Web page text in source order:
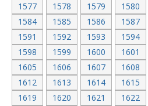
1577
1578 1579 1580
1584
1585 1586 1587
1591
1592 1593 1594
1598
1599 1600 1601
1605
1606 1607 1608
1612
1613 1614 1615
1619
1620 1621 1622